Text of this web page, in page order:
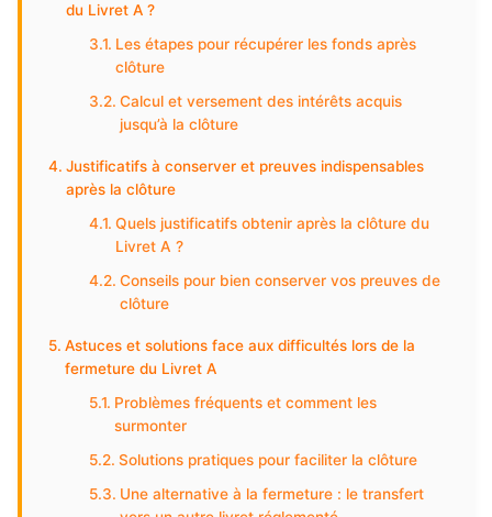
du Livret A ?
Les étapes pour récupérer les fonds après
clôture
Calcul et versement des intérêts acquis
jusqu’à la clôture
Justificatifs à conserver et preuves indispensables
après la clôture
Quels justificatifs obtenir après la clôture du
Livret A ?
Conseils pour bien conserver vos preuves de
clôture
Astuces et solutions face aux difficultés lors de la
fermeture du Livret A
Problèmes fréquents et comment les
surmonter
Solutions pratiques pour faciliter la clôture
Une alternative à la fermeture : le transfert